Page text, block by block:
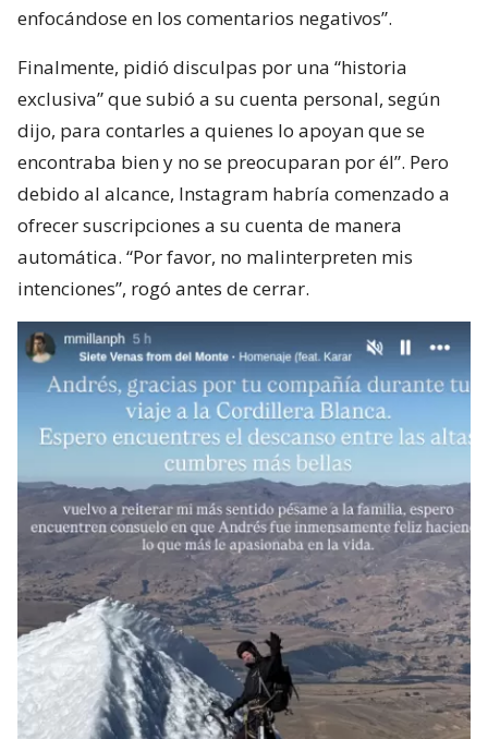
enfocándose en los comentarios negativos”.
Finalmente, pidió disculpas por una “historia
exclusiva” que subió a su cuenta personal, según
dijo, para contarles a quienes lo apoyan que se
encontraba bien y no se preocuparan por él”. Pero
debido al alcance, Instagram habría comenzado a
ofrecer suscripciones a su cuenta de manera
automática. “Por favor, no malinterpreten mis
intenciones”, rogó antes de cerrar.